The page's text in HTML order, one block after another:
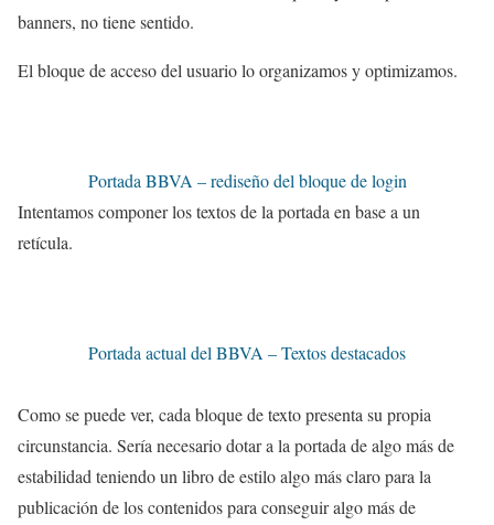
banners, no tiene sentido.
El bloque de acceso del usuario lo organizamos y optimizamos.
Portada BBVA – rediseño del bloque de login
Intentamos componer los textos de la portada en base a un
retícula.
Portada actual del BBVA – Textos destacados
Como se puede ver, cada bloque de texto presenta su propia
circunstancia. Sería necesario dotar a la portada de algo más de
estabilidad teniendo un libro de estilo algo más claro para la
publicación de los contenidos para conseguir algo más de